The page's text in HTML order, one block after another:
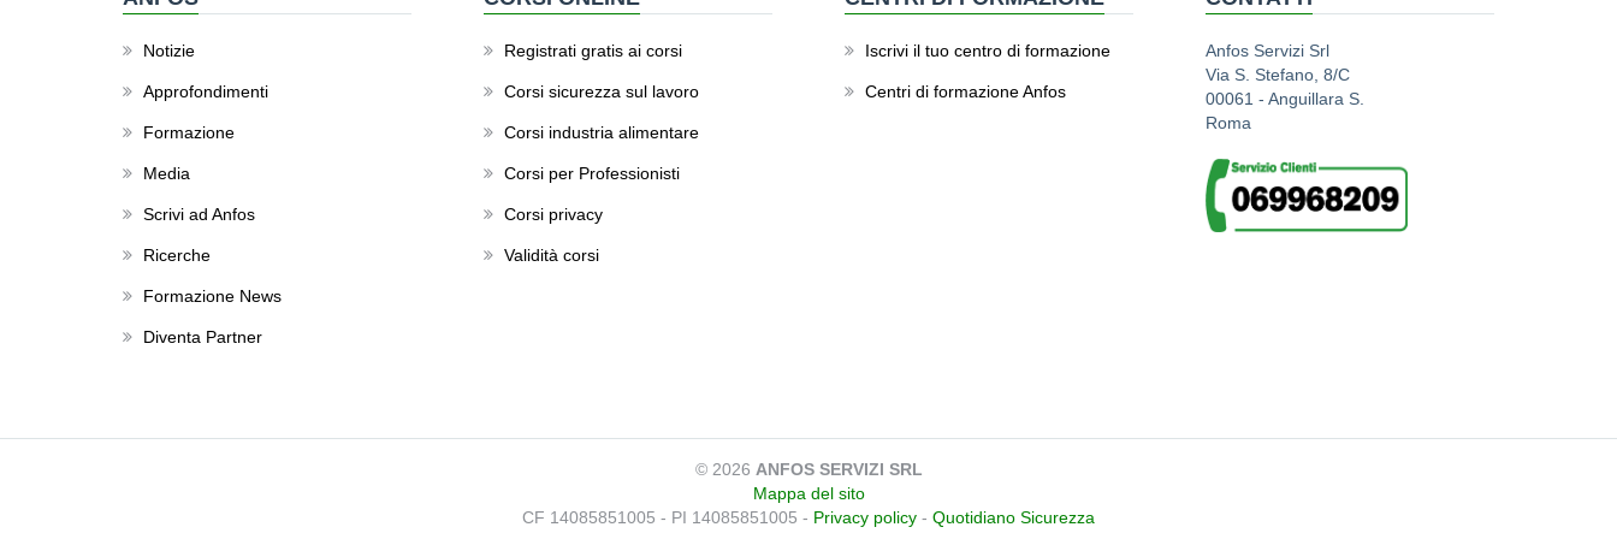
Notizie
Approfondimenti
Formazione
Media
Scrivi ad Anfos
Ricerche
Formazione News
Diventa Partner
Registrati gratis ai corsi
Corsi sicurezza sul lavoro
Corsi industria alimentare
Corsi per Professionisti
Corsi privacy
Validità corsi
Iscrivi il tuo centro di formazione
Centri di formazione Anfos
Anfos Servizi Srl
Via S. Stefano, 8/C
00061 - Anguillara S.
Roma
© 2026 ANFOS SERVIZI SRL
Mappa del sito
CF 14085851005 - PI 14085851005 - Privacy policy - Quotidiano Sicurezza